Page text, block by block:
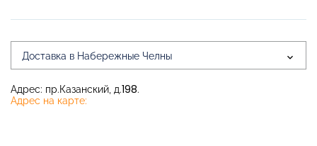
Доставка в Набережные Челны
Адрес: пр.Казанский, д.198.
Адрес на карте: